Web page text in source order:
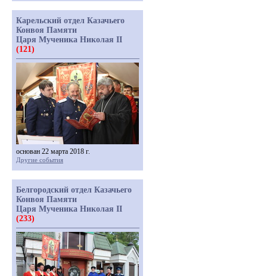
Карельский отдел Казачьего
Конвоя Памяти
Царя Мученика Николая II
(121)
основан 22 марта 2018 г.
Другие события
Белгородский отдел Казачьего
Конвоя Памяти
Царя Мученика Николая II
(233)